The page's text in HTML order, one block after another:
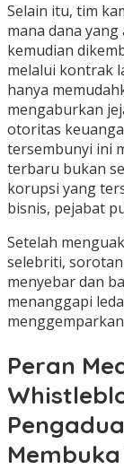
Selain itu, tim
mana dana
kemudian
melalui kontrak
hanya
mengaburkan
otoritas
tersembunyi ini
terbaru bukan
korupsi yang
bisnis, pejabat
Setelah
selebriti,
menyebar dan
menanggapi
Peran